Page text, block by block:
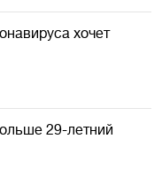
хочет
29-летний